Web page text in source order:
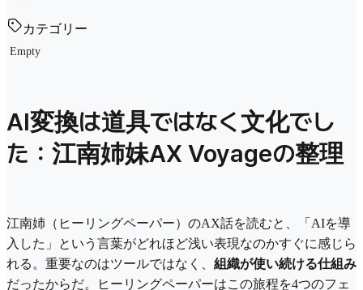
カテゴリー
Empty
AI変換は道具ではなく文化でし
た：江南姉妹AX Voyageの整理
江南姉（ヒーリングペーパー）のAX話を読むと、「AIを導
入した」という言葉がどれほど浅い表現なのかすぐに感じら
れる。重要なのはツールではなく、 組織が使い続ける仕組み
だったからだ。ヒーリングペーパーはこの旅程を4つのフェ